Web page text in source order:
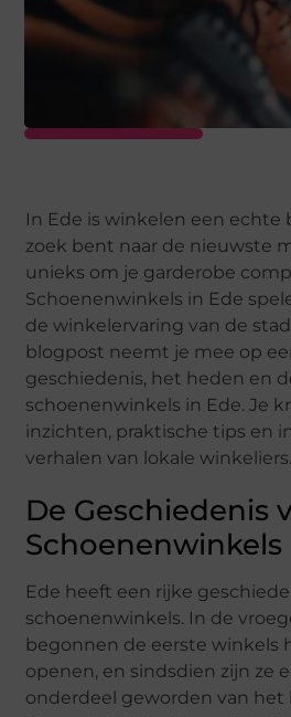
In Ede is winkelen een echte
zoek bent naar de nieuwste
unieks om je garderobe
Schoenenwinkels in Ede
de winkelervaring van de
blogpost neemt je mee op
geschiedenis, het heden en
schoenenwinkels in Ede. Je
inzichten, praktische tips en
verhalen van lokale winkeliers.
De Geschiedenis
Schoenenwinkels
Ede heeft een rijke
schoenenwinkels. In de
begonnen de eerste winkels
openen, en sindsdien zijn ze
onderdeel geworden van het